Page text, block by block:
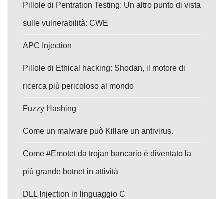
Pillole di Pentration Testing: Un altro punto di vista
sulle vulnerabilità: CWE
APC Injection
Pillole di Ethical hacking: Shodan, il motore di
ricerca più pericoloso al mondo
Fuzzy Hashing
Come un malware può Killare un antivirus.
Come #Emotet da trojan bancario è diventato la
più grande botnet in attività
DLL Injection in linguaggio C